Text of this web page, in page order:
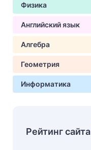
Физика
Английский язык
Алгебра
Геометрия
Информатика
Рейтинг сайта